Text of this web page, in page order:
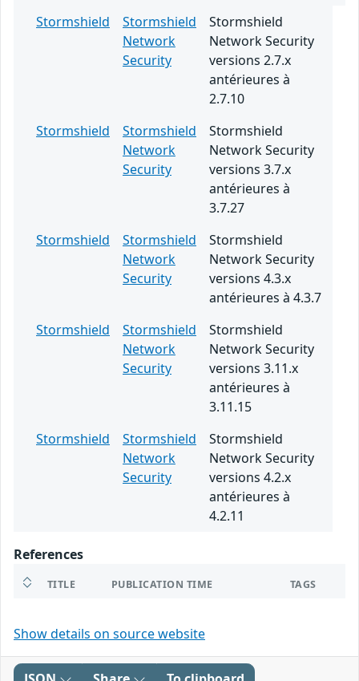
Stormshield
Stormshield
Network
Security
Stormshield
Network Security
versions 2.7.x
antérieures à
2.7.10
Stormshield
Stormshield
Network
Security
Stormshield
Network Security
versions 3.7.x
antérieures à
3.7.27
Stormshield
Stormshield
Network
Security
Stormshield
Network Security
versions 4.3.x
antérieures à 4.3.7
Stormshield
Stormshield
Network
Security
Stormshield
Network Security
versions 3.11.x
antérieures à
3.11.15
Stormshield
Stormshield
Network
Security
Stormshield
Network Security
versions 4.2.x
antérieures à
4.2.11
References
TITLE PUBLICATION TIME TAGS
Show details on source website